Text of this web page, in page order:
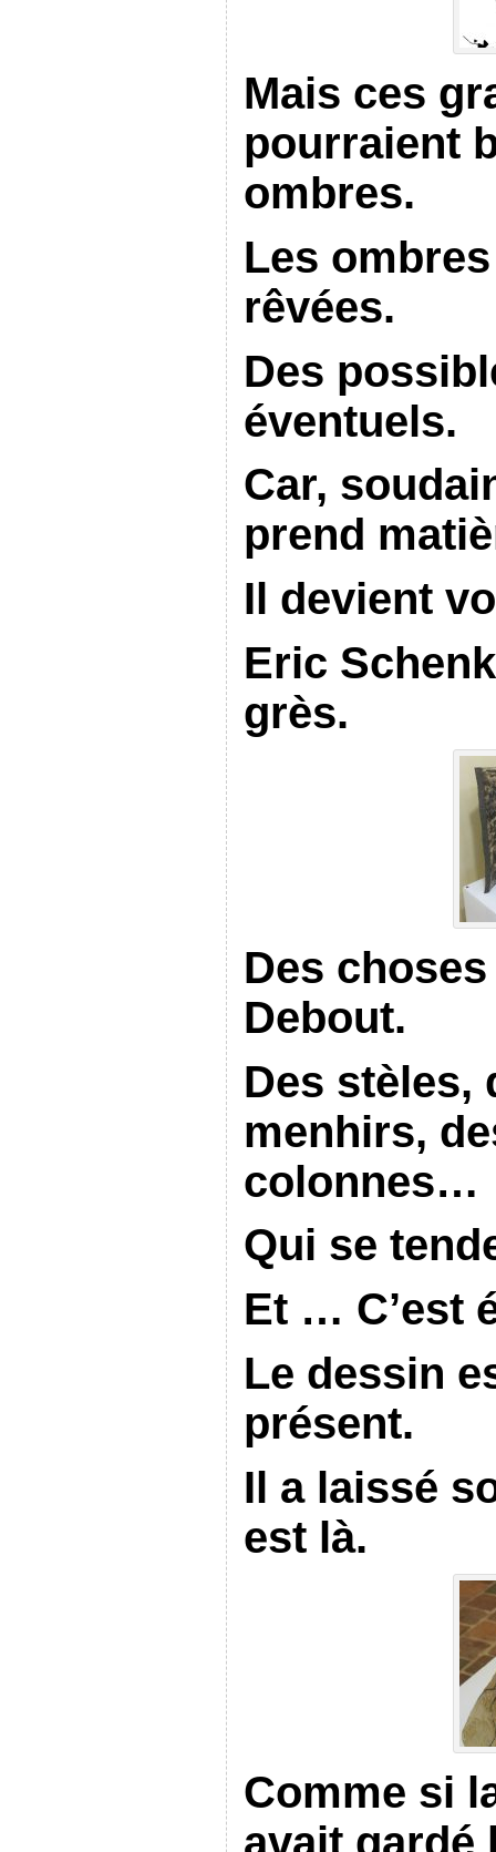
Mais ces
pourraient
ombres.
Les
rêvées.
Des
éventuels.
Car,
prend
Il devient
Eric
grès.
Des
Debout.
Des stèles,
menhirs,
colonnes…
Qui se
Et … C’est
Le dessin
présent.
Il a laissé
est là.
Comme si
avait gardé